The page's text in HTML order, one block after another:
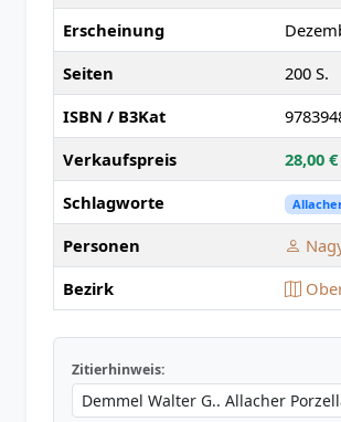
Erscheinung
Seiten
200 S.
ISBN / B3Kat
Verkaufspreis
28,00 €
Schlagworte
Personen
Bezirk
Zitierhinweis: